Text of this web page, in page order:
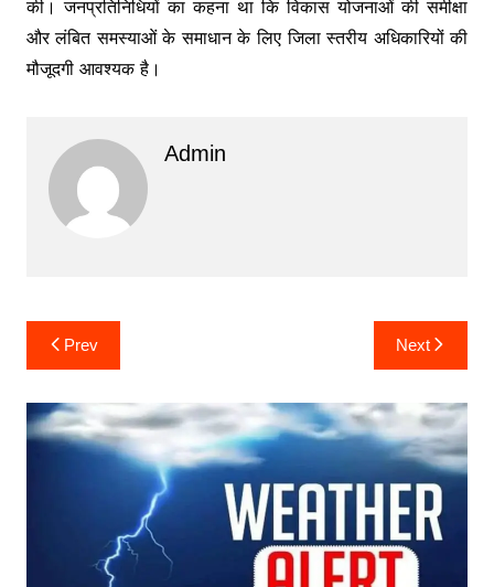
की। जनप्रतिनिधियों का कहना था कि विकास योजनाओं की समीक्षा
और लंबित समस्याओं के समाधान के लिए जिला स्तरीय अधिकारियों की
मौजूदगी आवश्यक है।
Admin
Post
navigation
Prev Next